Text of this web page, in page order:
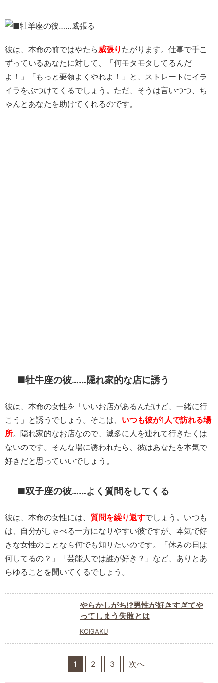
彼は、本命の前ではやたら威張り たがります。仕事で手こ
ずっているあなたに対して、「何モタモタしてるんだ
よ！」「もっと要領よくやれよ！」と、ストレートにイラ
イラをぶつけてくるでしょう。ただ、そうは言いつつ、ち
ゃんとあなたを助けてくれるのです。
■牡牛座の彼……隠れ家的な店に誘う
彼は、本命の女性を「いいお店があるんだけど、一緒に行
こう」と誘うでしょう。そこは、 いつも彼が1人で訪れる場
所。隠れ家的なお店なので、滅多に人を連れて行きたくは
ないのです。そんな場に誘われたら、彼はあなたを本気で
好きだと思っていいでしょう。
■双子座の彼……よく質問をしてくる
彼は、本命の女性には、 質問を繰り返すでしょう。いつも
は、自分がしゃべる一方になりやすい彼ですが、本気で好
きな女性のことなら何でも知りたいのです。「休みの日は
何してるの？」「芸能人では誰が好き？」など、ありとあ
らゆることを聞いてくるでしょう。
やらかしがち⁉男性が好きすぎてや
ってしまう失敗とは
KOIGAKU
1 2 3 次へ